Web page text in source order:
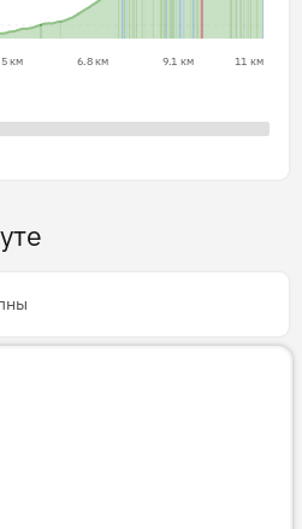
км 6.8 км 9.1 км 11 км